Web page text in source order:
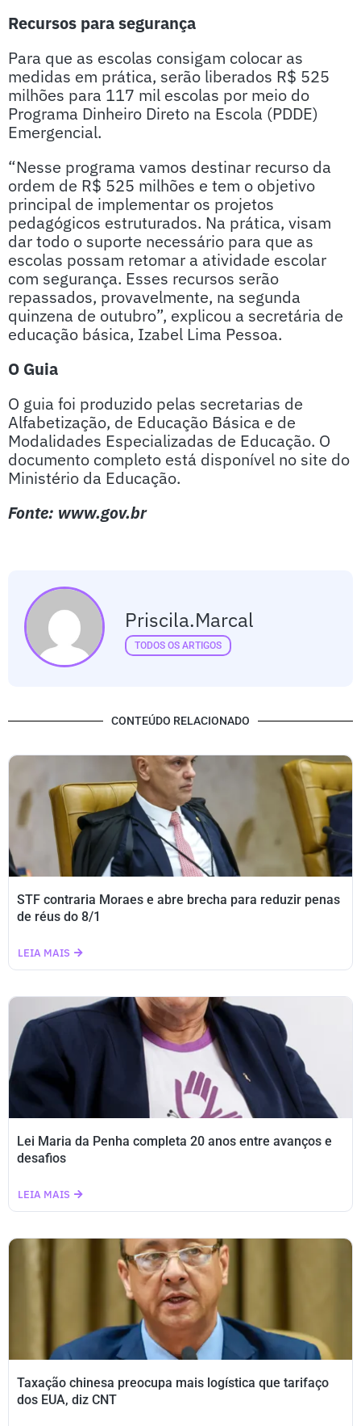
Recursos para segurança
Para que as escolas consigam colocar as
medidas em prática, serão liberados R$ 525
milhões para 117 mil escolas por meio do
Programa Dinheiro Direto na Escola (PDDE)
Emergencial.
“Nesse programa vamos destinar recurso da
ordem de R$ 525 milhões e tem o objetivo
principal de implementar os projetos
pedagógicos estruturados. Na prática, visam
dar todo o suporte necessário para que as
escolas possam retomar a atividade escolar
com segurança. Esses recursos serão
repassados, provavelmente, na segunda
quinzena de outubro”, explicou a secretária de
educação básica, Izabel Lima Pessoa.
O Guia
O guia foi produzido pelas secretarias de
Alfabetização, de Educação Básica e de
Modalidades Especializadas de Educação. O
documento completo está disponível no site do
Ministério da Educação.
Fonte: www.gov.br
Priscila.marcal
TODOS OS ARTIGOS
CONTEÚDO RELACIONADO
STF contraria Moraes e abre brecha para reduzir penas
de réus do 8/1
LEIA MAIS
Lei Maria da Penha completa 20 anos entre avanços e
desafios
LEIA MAIS
Taxação chinesa preocupa mais logística que tarifaço
dos EUA, diz CNT